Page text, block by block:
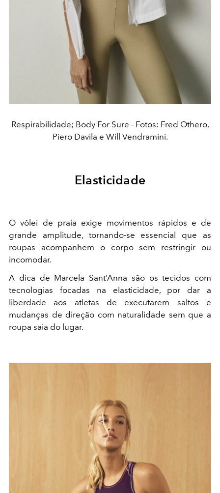
Respirabilidade; Body For Sure - Fotos: Fred Othero,
Piero Davila e Will Vendramini.
Elasticidade
O vôlei de praia exige movimentos rápidos e de
grande amplitude, tornando-se essencial que as
roupas acompanhem o corpo sem restringir ou
incomodar.
A dica de Marcela Sant’Anna são os tecidos com
tecnologias focadas na elasticidade, por dar a
liberdade aos atletas de executarem saltos e
mudanças de direção com naturalidade sem que a
roupa saia do lugar.